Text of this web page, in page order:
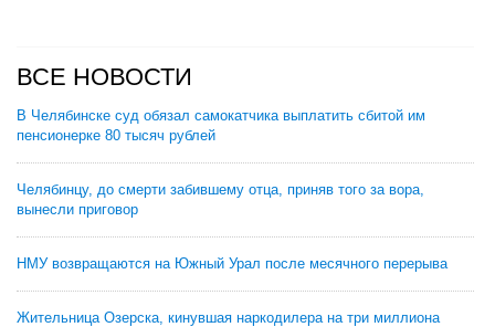
ВСЕ НОВОСТИ
В Челябинске суд обязал самокатчика выплатить сбитой им
пенсионерке 80 тысяч рублей
Челябинцу, до смерти забившему отца, приняв того за вора,
вынесли приговор
НМУ возвращаются на Южный Урал после месячного перерыва
Жительница Озерска, кинувшая наркодилера на три миллиона